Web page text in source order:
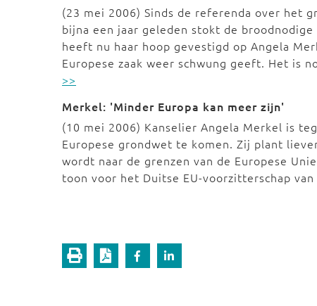
(23 mei 2006) Sinds de referenda over het
bijna een jaar geleden stokt de
heeft nu haar hoop gevestigd op Angela
Europese zaak weer schwung geeft. Het is
>>
Merkel: 'Minder Europa kan meer zijn'
(10 mei 2006) Kanselier Angela Merkel is
Europese grondwet te komen. Zij plant
wordt naar de grenzen van de Europese
toon voor het Duitse EU-voorzitterschap van